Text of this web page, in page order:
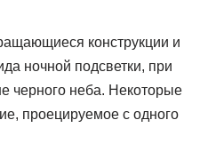
конструкции и
ночной подсветки, при
черного неба. Некоторые
проецируемое с одного